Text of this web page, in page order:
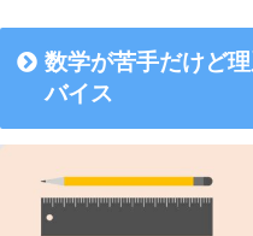
数学が苦手だけど
バイス